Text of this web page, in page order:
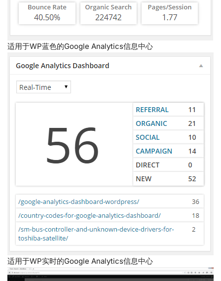
适用于WP蓝色的Google Analytics信息中心
适用于WP实时的Google Analytics信息中心